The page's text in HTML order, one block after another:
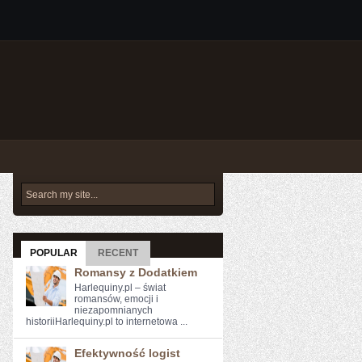
POPULAR RECENT
Romansy z Dodatkiem
Harlequiny.pl – świat
romansów, emocji i
niezapomnianych
historiiHarlequiny.pl to internetowa ...
Efektywność logist